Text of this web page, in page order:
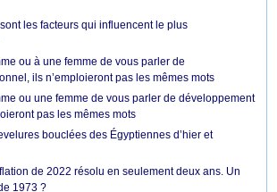
les facteurs qui influencent le plus
ou à une femme de vous parler de
ils n’emploieront pas les mêmes mots
ou une femme de vous parler de développement
pas les mêmes mots
bouclées des Égyptiennes d’hier et
de 2022 résolu en seulement deux ans. Un
1973 ?